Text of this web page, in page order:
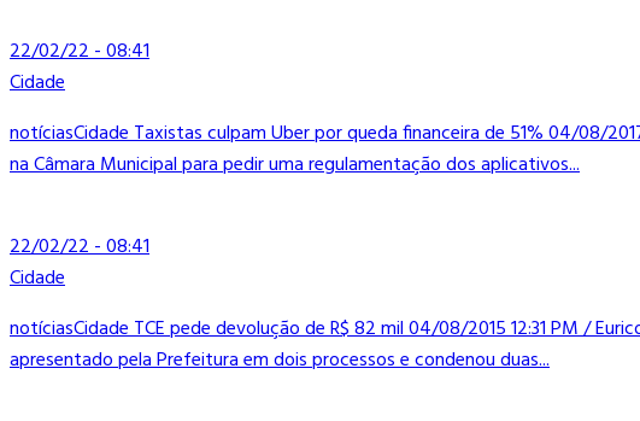
22/02/22 - 08:41
Cidade
notíciasCidade Taxistas culpam Uber por queda financeira de 51% 04/08/
na Câmara Municipal para pedir uma regulamentação dos aplicativos...
22/02/22 - 08:41
Cidade
notíciasCidade TCE pede devolução de R$ 82 mil 04/08/2015 12:31 PM /
apresentado pela Prefeitura em dois processos e condenou duas...